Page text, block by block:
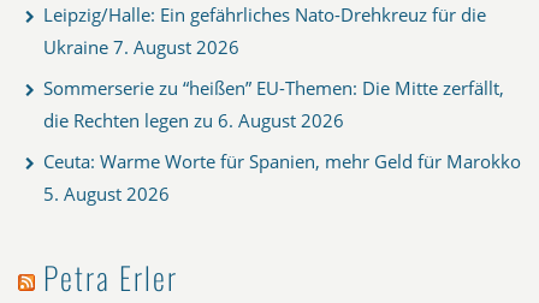
Leipzig/Halle: Ein gefährliches Nato-Drehkreuz für die
Ukraine 7. August 2026
Sommerserie zu “heißen” EU-Themen: Die Mitte zerfällt,
die Rechten legen zu 6. August 2026
Ceuta: Warme Worte für Spanien, mehr Geld für Marokko
5. August 2026
Petra Erler